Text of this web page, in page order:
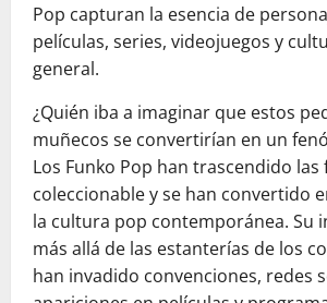
Pop capturan la esencia de
películas, series, videojuegos y
general.
¿Quién iba a imaginar que estos
muñecos se convertirían en un
Los Funko Pop han trascendido
coleccionable y se han convertido
la cultura pop contemporánea. Su
más allá de las estanterías de los
han invadido convenciones, redes